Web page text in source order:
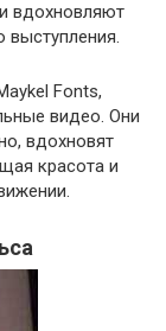
и вдохновляют
выступления.
Fonts,
видео. Они
вдохновят
красота и